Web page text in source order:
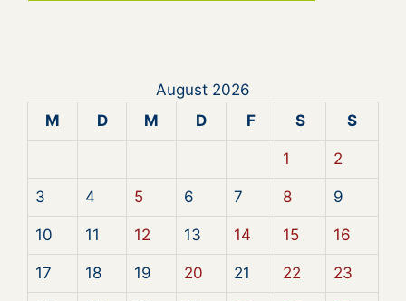
August 2026
M
D M D F S S
1 2
3 4 5 6 7 8 9
10 11 12 13 14 15 16
17 18 19 20 21 22 23